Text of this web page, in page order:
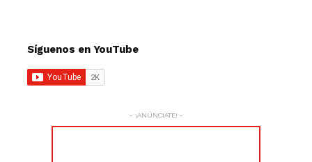
Síguenos en YouTube
- ¡ANÚNCIATE! -